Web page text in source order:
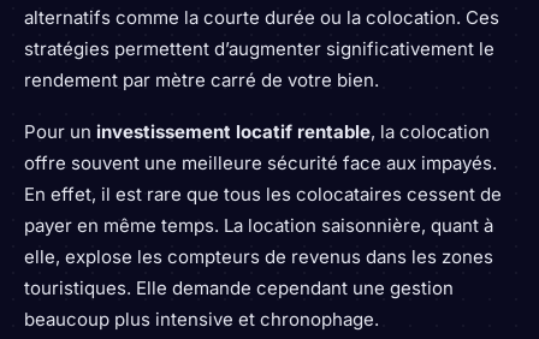
alternatifs comme la courte durée ou la colocation. Ces
stratégies permettent d’augmenter significativement le
rendement par mètre carré de votre bien.
Pour un investissement locatif rentable, la colocation
offre souvent une meilleure sécurité face aux impayés.
En effet, il est rare que tous les colocataires cessent de
payer en même temps. La location saisonnière, quant à
elle, explose les compteurs de revenus dans les zones
touristiques. Elle demande cependant une gestion
beaucoup plus intensive et chronophage.